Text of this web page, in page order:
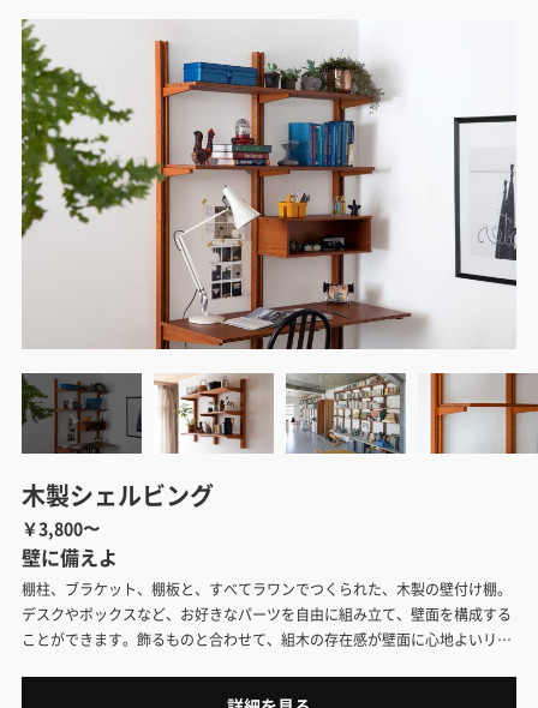
木製シェルビング
￥3,800〜
壁に備えよ
棚柱、ブラケット、棚板と、すべてラワンでつくられた、木製の壁付け棚。
デスクやボックスなど、お好きなパーツを自由に組み立て、壁面を構成する
ことができます。飾るものと合わせて、組木の存在感が壁面に心地よいリズ